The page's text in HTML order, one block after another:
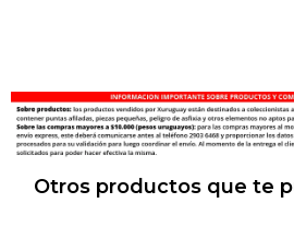
Otros productos que te